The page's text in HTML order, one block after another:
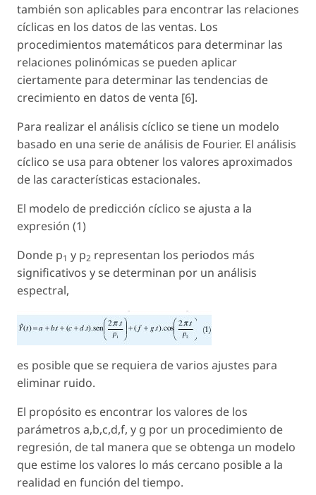
también son aplicables para encontrar las relaciones
cíclicas en los datos de las ventas. Los
procedimientos matemáticos para determinar las
relaciones polinómicas se pueden aplicar
ciertamente para determinar las tendencias de
crecimiento en datos de venta [6].
Para realizar el análisis cíclico se tiene un modelo
basado en una serie de análisis de Fourier. El análisis
cíclico se usa para obtener los valores aproximados
de las características estacionales.
El modelo de predicción cíclico se ajusta a la
expresión (1)
Donde p1 y p2 representan los periodos más
significativos y se determinan por un análisis
espectral,
es posible que se requiera de varios ajustes para
eliminar ruido.
El propósito es encontrar los valores de los
parámetros a,b,c,d,f, y g por un procedimiento de
regresión, de tal manera que se obtenga un modelo
que estime los valores lo más cercano posible a la
realidad en función del tiempo.